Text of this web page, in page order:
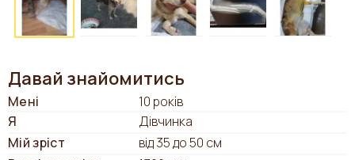
Давай знайомитись
Мені
10 років
Я
Дівчинка
Мій зріст
від 35 до 50 см